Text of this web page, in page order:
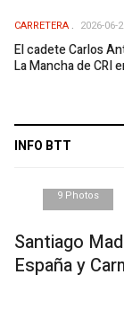
CARRETERA 2026-06-
El cadete Carlos
La Mancha de CRI
INFO BTT
9 Photos
Santiago
España y